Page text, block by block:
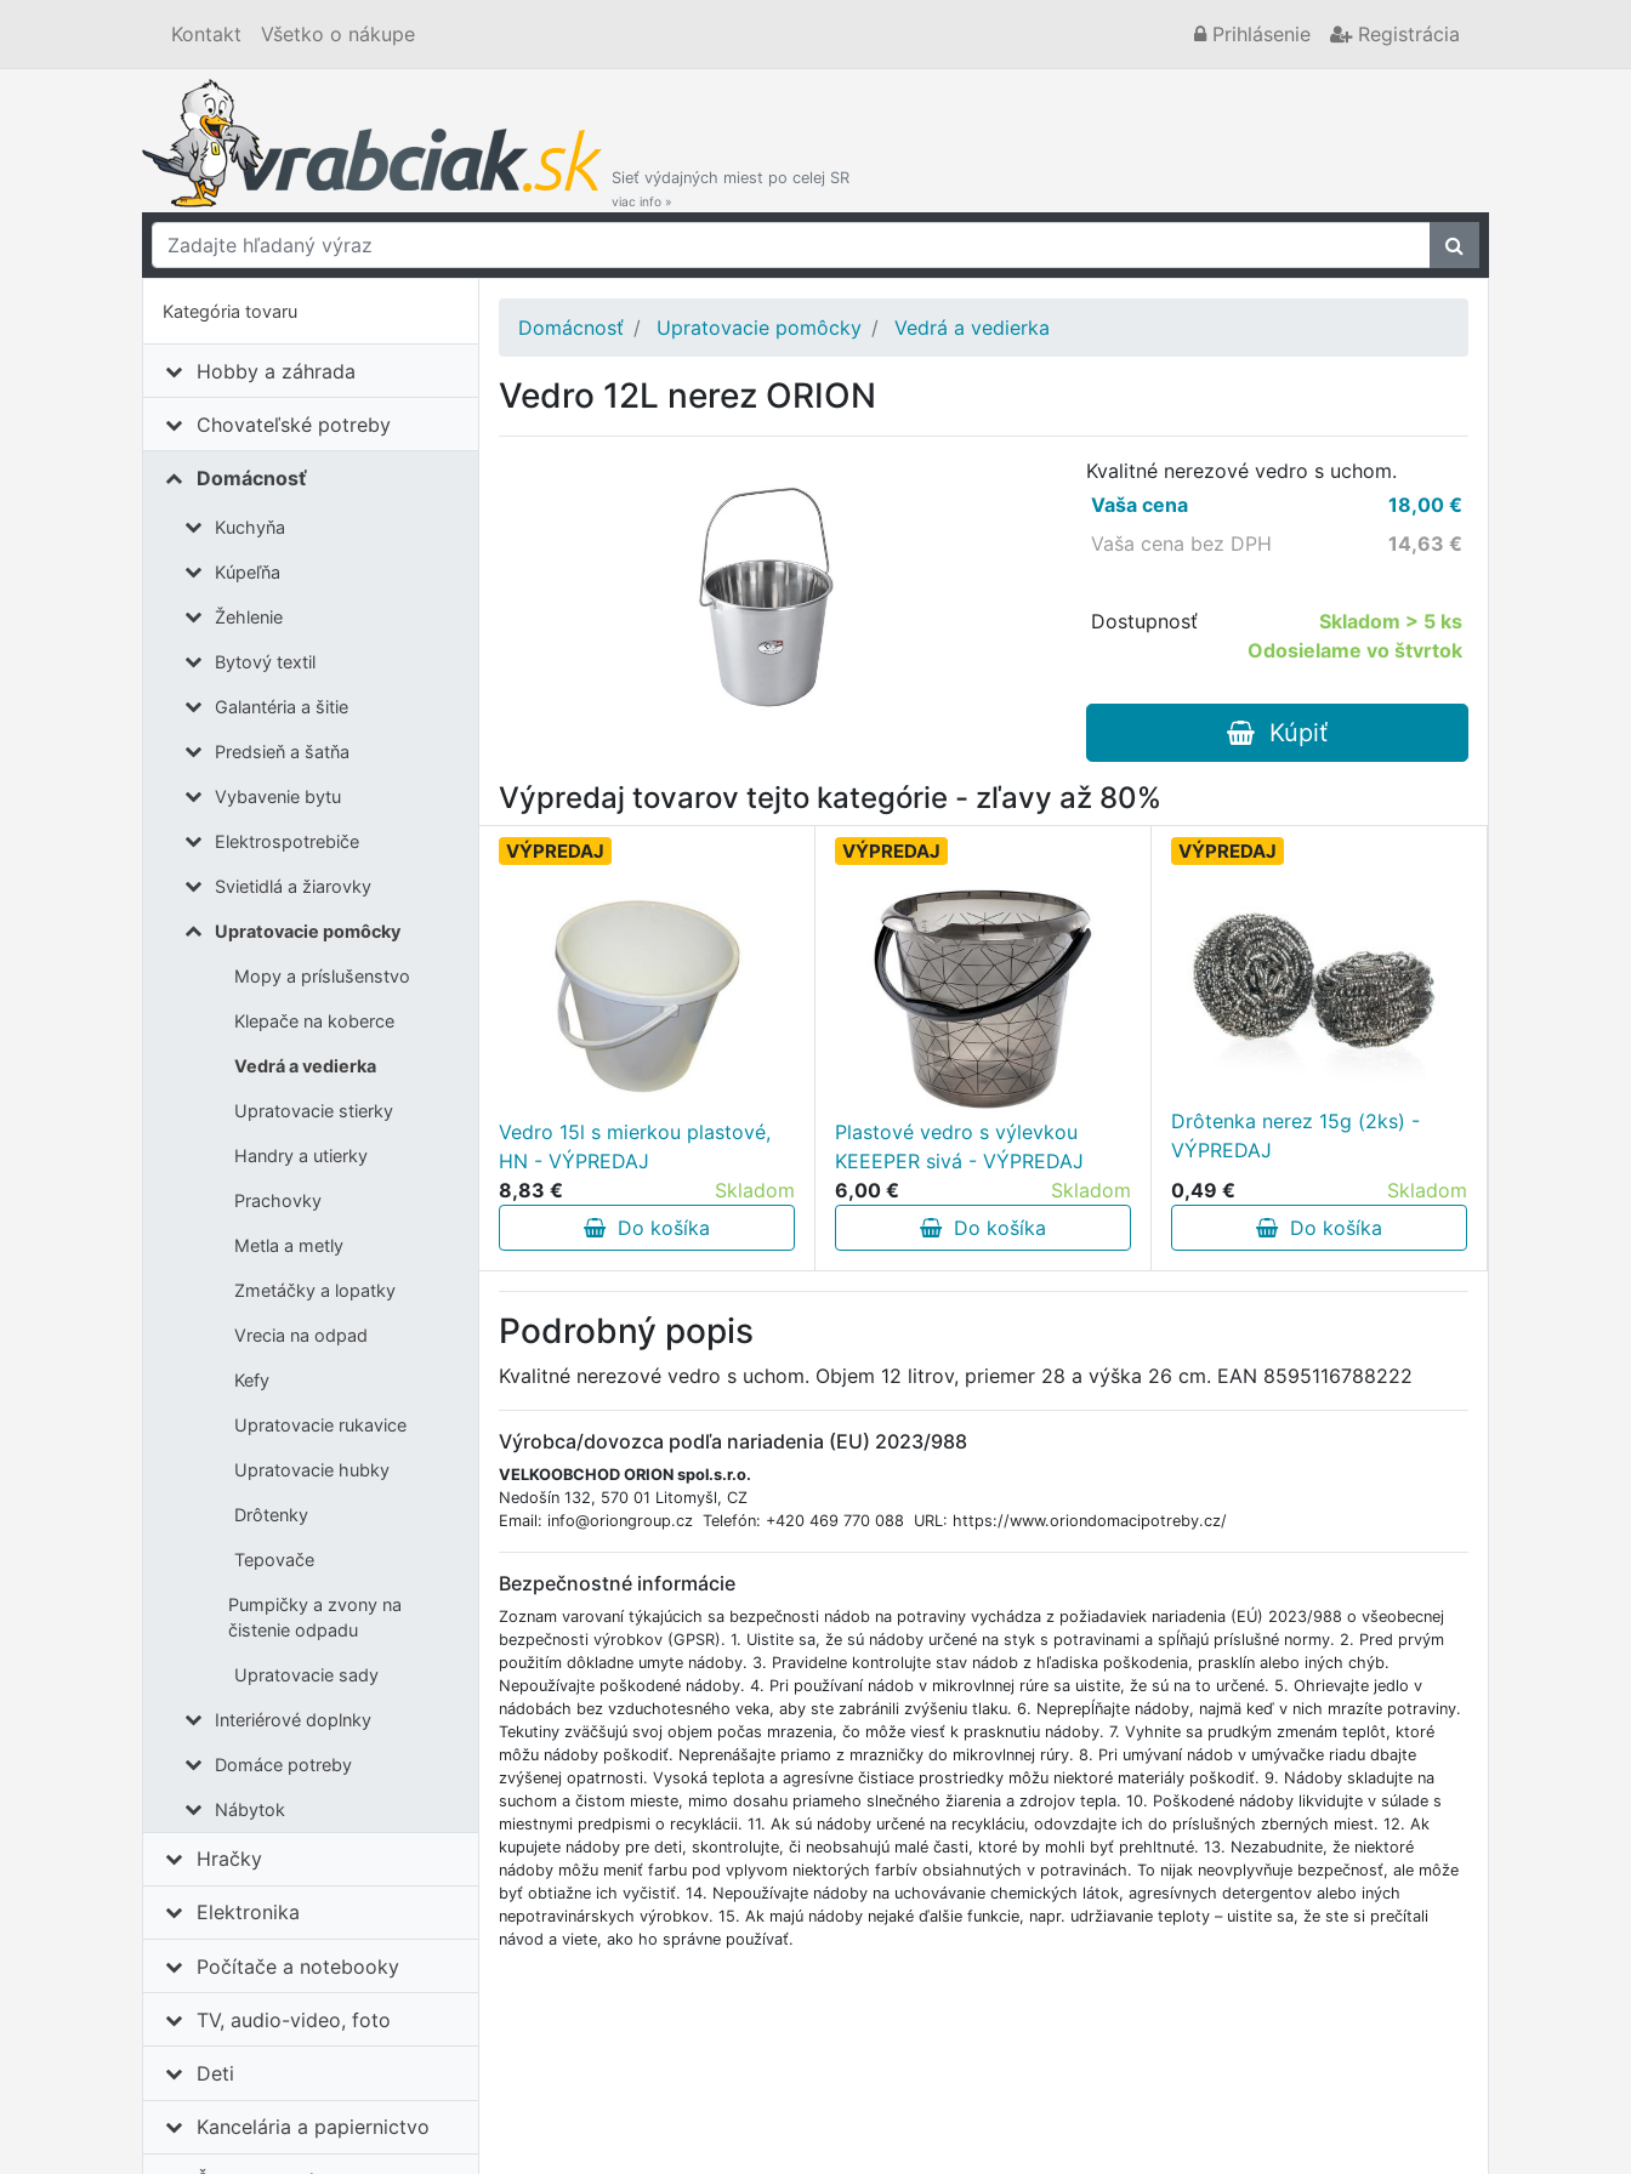
Kontakt Všetko o nákupe Prihlásenie Registrácia
Sieť výdajných miest po celej SR
viac info »
Kategória tovaru
Hobby a záhrada
Chovateľské potreby
Domácnosť
Kuchyňa
Kúpeľňa
Žehlenie
Bytový textil
Galantéria a šitie
Predsieň a šatňa
Vybavenie bytu
Elektrospotrebiče
Svietidlá a žiarovky
Upratovacie pomôcky
Mopy a príslušenstvo
Klepače na koberce
Vedrá a vedierka
Upratovacie stierky
Handry a utierky
Prachovky
Metla a metly
Zmetáčky a lopatky
Vrecia na odpad
Kefy
Upratovacie rukavice
Upratovacie hubky
Drôtenky
Tepovače
Pumpičky a zvony na
čistenie odpadu
Upratovacie sady
Interiérové doplnky
Domáce potreby
Nábytok
Hračky
Elektronika
Počítače a notebooky
TV, audio-video, foto
Deti
Kancelária a papiernictvo
Domácnosť Upratovacie pomôcky Vedrá a vedierka
Vedro 12L nerez ORION
Kvalitné nerezové vedro s uchom.
Vaša cena
18,00€
Vaša cena bez DPH
14,63 €
Dostupnosť Skladom > 5 ks
Odosielame vo štvrtok
Kúpiť
Výpredaj tovarov tejto kategórie - zľavy až 80%
VÝPREDAJ
Vedro 15l s mierkou plastové,
HN - VÝPREDAJ
8,83 €
Skladom
Do košíka
VÝPREDAJ
Plastové vedro s výlevkou
KEEEPER sivá - VÝPREDAJ
6,00 €
Skladom
Do košíka
VÝPREDAJ
Drôtenka nerez 15g (2ks) -
VÝPREDAJ
0,49 €
Skladom
Do košíka
Podrobný popis
Kvalitné nerezové vedro s uchom. Objem 12 litrov, priemer 28 a výška 26 cm. EAN 8595116788222
Výrobca/dovozca podľa nariadenia (EU) 2023/988
VELKOOBCHOD ORION spol.s.r.o.
Nedošín 132, 570 01 Litomyšl, CZ
Email: info@oriongroup.cz Telefón: +420 469 770 088 URL: https://www.oriondomacipotreby.cz/
Bezpečnostné informácie
Zoznam varovaní týkajúcich sa bezpečnosti nádob na potraviny vychádza z požiadaviek nariadenia (EÚ) 2023/988 o všeobecnej
bezpečnosti výrobkov (GPSR). 1. Uistite sa, že sú nádoby určené na styk s potravinami a spĺňajú príslušné normy. 2. Pred prvým
použitím dôkladne umyte nádoby. 3. Pravidelne kontrolujte stav nádob z hľadiska poškodenia, prasklín alebo iných chýb.
Nepoužívajte poškodené nádoby. 4. Pri používaní nádob v mikrovlnnej rúre sa uistite, že sú na to určené. 5. Ohrievajte jedlo v
nádobách bez vzduchotesného veka, aby ste zabránili zvýšeniu tlaku. 6. Neprepĺňajte nádoby, najmä keď v nich mrazíte potraviny.
Tekutiny zväčšujú svoj objem počas mrazenia, čo môže viesť k prasknutiu nádoby. 7. Vyhnite sa prudkým zmenám teplôt, ktoré
môžu nádoby poškodiť. Neprenášajte priamo z mrazničky do mikrovlnnej rúry. 8. Pri umývaní nádob v umývačke riadu dbajte
zvýšenej opatrnosti. Vysoká teplota a agresívne čistiace prostriedky môžu niektoré materiály poškodiť. 9. Nádoby skladujte na
suchom a čistom mieste, mimo dosahu priameho slnečného žiarenia a zdrojov tepla. 10. Poškodené nádoby likvidujte v súlade s
miestnymi predpismi o recyklácii. 11. Ak sú nádoby určené na recykláciu, odovzdajte ich do príslušných zberných miest. 12. Ak
kupujete nádoby pre deti, skontrolujte, či neobsahujú malé časti, ktoré by mohli byť prehltnuté. 13. Nezabudnite, že niektoré
nádoby môžu meniť farbu pod vplyvom niektorých farbív obsiahnutých v potravinách. To nijak neovplyvňuje bezpečnosť, ale môže
byť obtiažne ich vyčistiť. 14. Nepoužívajte nádoby na uchovávanie chemických látok, agresívnych detergentov alebo iných
nepotravinárskych výrobkov. 15. Ak majú nádoby nejaké ďalšie funkcie, napr. udržiavanie teploty – uistite sa, že ste si prečítali
návod a viete, ako ho správne používať.